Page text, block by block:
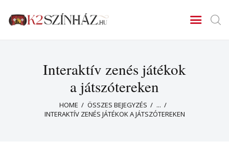
Interaktív zenés játékok
a játszótereken
HOME ÖSSZES BEJEGYZÉS
...
INTERAKTÍV ZENÉS JÁTÉKOK A JÁTSZÓTEREKEN
K2SZINHAZ
Főoldal
Kapcsolat